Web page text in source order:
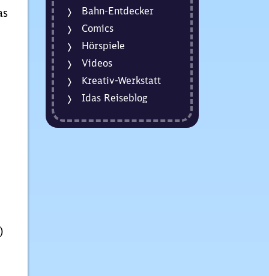
Bahn-Entdecker
Comics
Hörspiele
Videos
Kreativ-Werkstatt
Idas Reiseblog